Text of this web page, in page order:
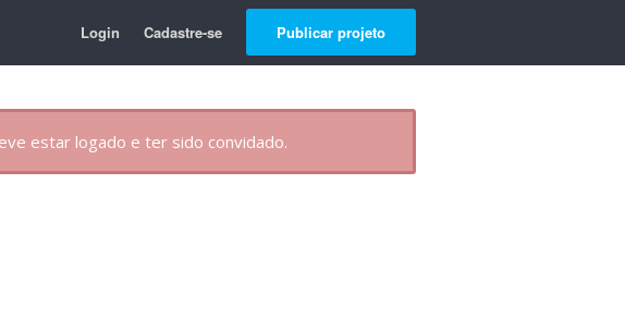
Login Cadastre-se Publicar projeto
estar logado e ter sido convidado.